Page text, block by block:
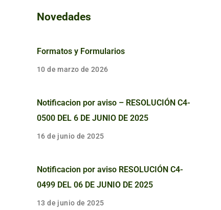
Novedades
Formatos y Formularios
10 de marzo de 2026
Notificacion por aviso – RESOLUCIÓN C4-
0500 DEL 6 DE JUNIO DE 2025
16 de junio de 2025
Notificacion por aviso RESOLUCIÓN C4-
0499 DEL 06 DE JUNIO DE 2025
13 de junio de 2025